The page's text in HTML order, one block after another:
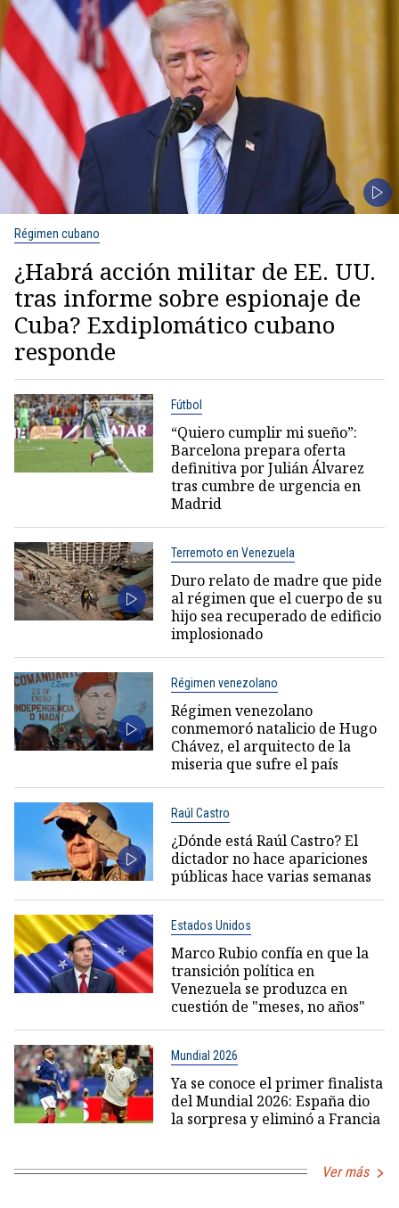
Régimen cubano
¿Habrá acción militar de EE. UU.
tras informe sobre espionaje de
Cuba? Exdiplomático cubano
responde
Fútbol
“Quiero cumplir mi sueño”:
Barcelona prepara oferta
definitiva por Julián Álvarez
tras cumbre de urgencia en
Madrid
Terremoto en Venezuela
Duro relato de madre que pide
al régimen que el cuerpo de su
hijo sea recuperado de edificio
implosionado
Régimen venezolano
Régimen venezolano
conmemoró natalicio de Hugo
Chávez, el arquitecto de la
miseria que sufre el país
Raúl Castro
¿Dónde está Raúl Castro? El
dictador no hace apariciones
públicas hace varias semanas
Estados Unidos
Marco Rubio confía en que la
transición política en
Venezuela se produzca en
cuestión de "meses, no años"
Mundial 2026
Ya se conoce el primer finalista
del Mundial 2026: España dio
la sorpresa y eliminó a Francia
Ver más